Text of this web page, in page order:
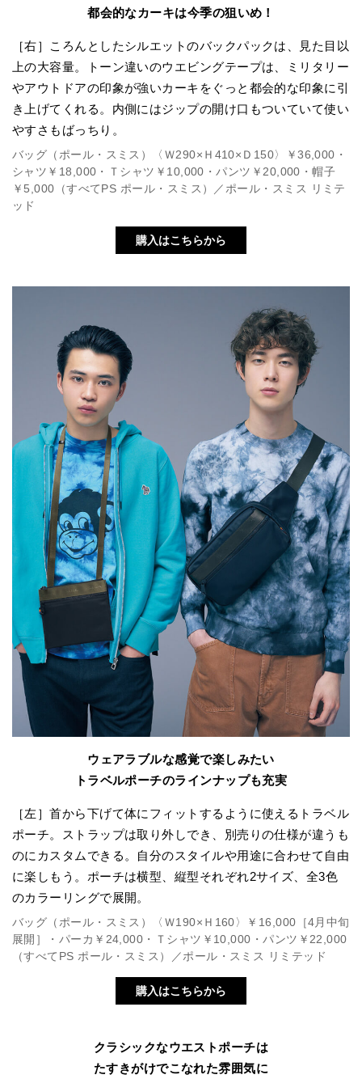
都会的なカーキは今季の狙いめ！
［右］ころんとしたシルエットのバックパックは、見た目以
上の大容量。トーン違いのウエビングテープは、ミリタリー
やアウトドアの印象が強いカーキをぐっと都会的な印象に引
き上げてくれる。内側にはジップの開け口もついていて使い
やすさもばっちり。
バッグ（ポール・スミス）〈Ｗ290×Ｈ410×Ｄ150〉￥36,000・
シャツ￥18,000・Ｔシャツ￥10,000・パンツ￥20,000・帽子
￥5,000（すべてPS ポール・スミス）／ポール・スミス リミテ
ッド
購入はこちらから
ウェアラブルな感覚で楽しみたい
トラベルポーチのラインナップも充実
［左］首から下げて体にフィットするように使えるトラベル
ポーチ。ストラップは取り外しでき、別売りの仕様が違うも
のにカスタムできる。自分のスタイルや用途に合わせて自由
に楽しもう。ポーチは横型、縦型それぞれ2サイズ、全3色
のカラーリングで展開。
バッグ（ポール・スミス）〈Ｗ190×Ｈ160〉￥16,000［4月中旬
展開］・パーカ￥24,000・Ｔシャツ￥10,000・パンツ￥22,000
（すべてPS ポール・スミス）／ポール・スミス リミテッド
購入はこちらから
クラシックなウエストポーチは
たすきがけでこなれた雰囲気に